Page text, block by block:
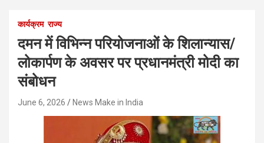
कार्यक्रम राज्य
दमन में विभिन्न परियोजनाओं के शिलान्यास/
लोकार्पण के अवसर पर प्रधानमंत्री मोदी का
संबोधन
June 6, 2026 News Make in India